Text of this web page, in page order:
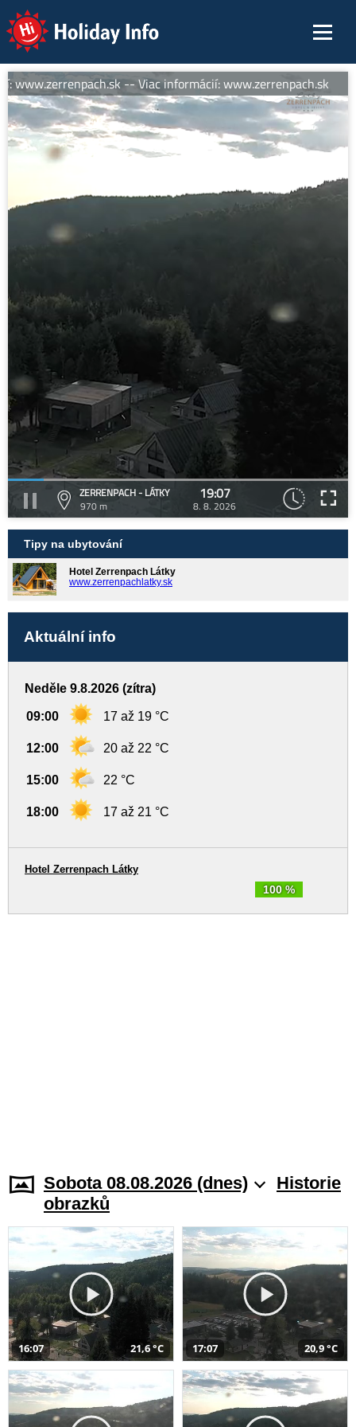
Holiday Info
www.zerrenpach.sk -- Viac informácií: www.zerrenpach.sk
ZERRENPACH - LÁTKY
970 m
19:07
8. 8. 2026
Tipy na ubytování
Hotel Zerrenpach Látky
www.zerrenpachlatky.sk
Aktuální info
Neděle 9.8.2026 (zítra)
09:00 17 až 19 °C
12:00 20 až 22 °C
15:00 22 °C
18:00 17 až 21 °C
100 %
Hotel Zerrenpach Látky
Sobota 08.08.2026 (dnes)
Historie
obrazků
16:07 21,6 °C 17:07 20,9 °C